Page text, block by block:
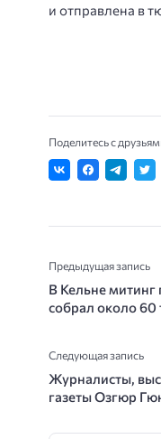
и отправлена в
Поделитесь с
Предыдущая запись
В Кельне митинг
собрал около 60
Следующая запись
Журналисты,
газеты Озгюр